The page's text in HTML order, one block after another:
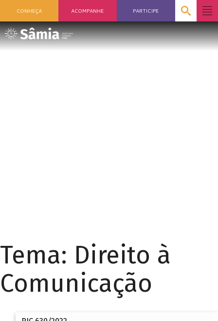
CONHEÇA ACOMPANHE PARTICIPE
Tema: Direito à
Comunicação